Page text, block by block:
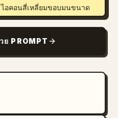
อนสี่เหลี่ยมขอบมนขนาด
อมสัญลักษณ์วงเล็บโค้ดสี
ฟีเจอร์ขนาดใหญ่ Codex
น
โลโก้ปม OpenAI สี
ย PROMPT